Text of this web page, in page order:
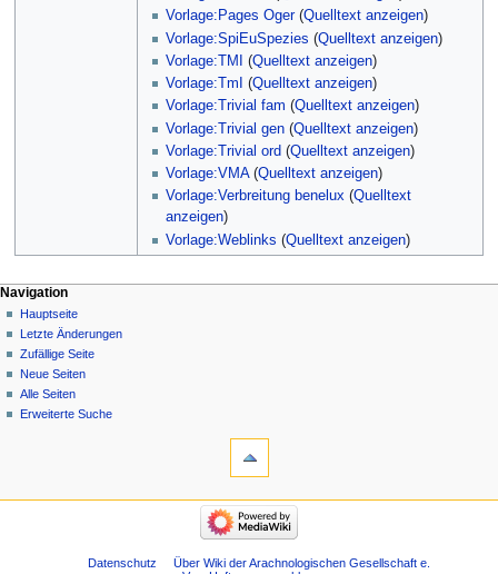
Vorlage:Pages Oger(Quelltext anzeigen)
Vorlage:SpiEuSpezies (Quelltext anzeigen)
Vorlage:TMI
(Quelltext anzeigen)
Vorlage:TmI
(Quelltext anzeigen)
Vorlage:Trivial fam (Quelltext anzeigen)
Vorlage:Trivial gen (Quelltext anzeigen)
Vorlage:Trivial ord (Quelltext anzeigen)
Vorlage:VMA(Quelltext anzeigen)
Vorlage:Verbreitung benelux (Quelltext
anzeigen)
Vorlage:Weblinks (Quelltext anzeigen)
Navigation
Hauptseite
Letzte Änderungen
Zufällige Seite
Neue Seiten
Alle Seiten
Erweiterte Suche
Datenschutz
Über Wiki der Arachnologischen Gesellschaft e.